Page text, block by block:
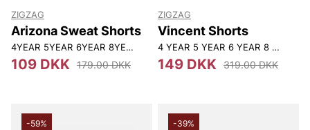
ZIGZAG
Arizona Sweat Shorts
4YEAR 5YEAR 6YEAR 8YEAR
109 DKK 179.00 DKK
ZIGZAG
Vincent Shorts
4 YEAR 5 YEAR 6 YEAR 8 YEAR
149 DKK 319.00 DKK
-59% -39%